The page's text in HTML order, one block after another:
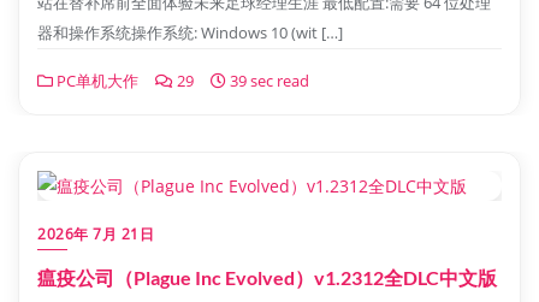
器和操作系统操作系统: Windows 10 (wit […]
PC单机大作 29 39 sec read
2026年 7月 21日
瘟疫公司（Plague Inc Evolved）v1.2312全DLC中文版